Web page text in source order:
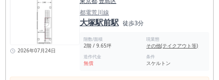
2026年07月24日
都電荒川線
大塚駅前駅 徒歩3分
階数/面積
2階 / 9.65坪
現業態
その他(テイクアウト等)
造作代金
無償
条件
スケルトン